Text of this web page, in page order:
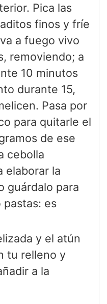
Pica las
finos y fríe
a fuego vivo
removiendo; a
10 minutos
durante 15,
Pasa por
para quitarle el
de ese
cebolla
elaborar la
guárdalo para
pastas: es
y el atún
tu relleno y
a la